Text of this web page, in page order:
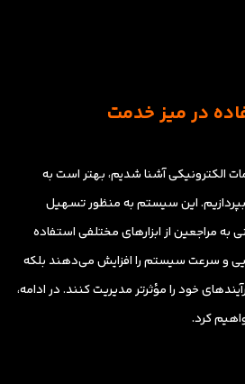
در میز خدمت
الکترونیکی آشنا شدیم، بهتر است به
بپردازیم. این سیستم به منظور تسهیل
به مراجعین از ابزارهای مختلفی استفاده
و سرعت سیستم را افزایش می‌دهند بلکه
خود را مؤثرتر مدیریت کنند. در ادامه،
کرد.